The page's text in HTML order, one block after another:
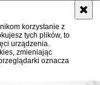
korzystanie z
tych plików, to
urządzenia.
zmieniając
oznacza